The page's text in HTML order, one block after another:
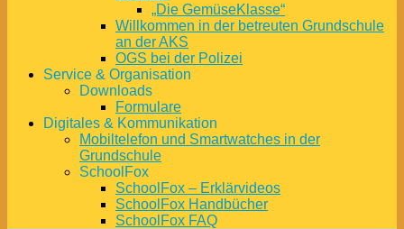
„Die GemüseKlasse“
Willkommen in der betreuten Grundschule
an der AKS
OGS bei der Polizei
Service & Organisation
Downloads
Formulare
Digitales & Kommunikation
Mobiltelefon und Smartwatches in der
Grundschule
SchoolFox
SchoolFox – Erklärvideos
SchoolFox Handbücher
SchoolFox FAQ